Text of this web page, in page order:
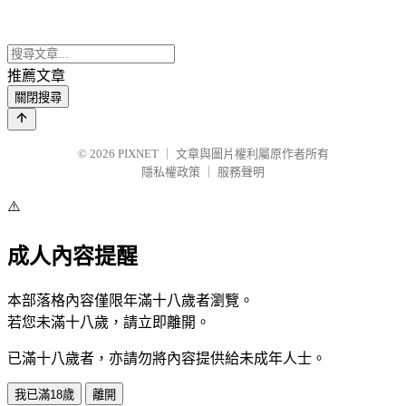
推薦文章
關閉搜尋
© 2026 PIXNET
文章與圖片權利屬原作者所有
隱私權政策
服務聲明
⚠️
成人內容提醒
本部落格內容僅限年滿十八歲者瀏覽。
若您未滿十八歲，請立即離開。
已滿十八歲者，亦請勿將內容提供給未成年人士。
我已滿18歲 離開